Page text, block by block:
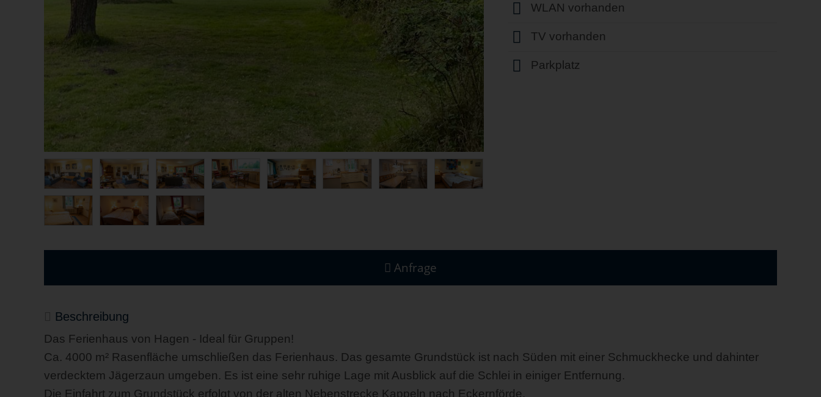
WLAN vorhanden
TV vorhanden
Parkplatz
Anfrage
Beschreibung
Das Ferienhaus von Hagen - Ideal für Gruppen!
Ca. 4000 m² Rasenfläche umschließen das Ferienhaus. Das gesamte Grundstück ist nach Süden mit einer Schmuckhecke und dahinter
verdecktem Jägerzaun umgeben. Es ist eine sehr ruhige Lage mit Ausblick auf die Schlei in einiger Entfernung.
Die Einfahrt zum Grundstück erfolgt von der alten Nebenstrecke Kappeln nach Eckernförde.